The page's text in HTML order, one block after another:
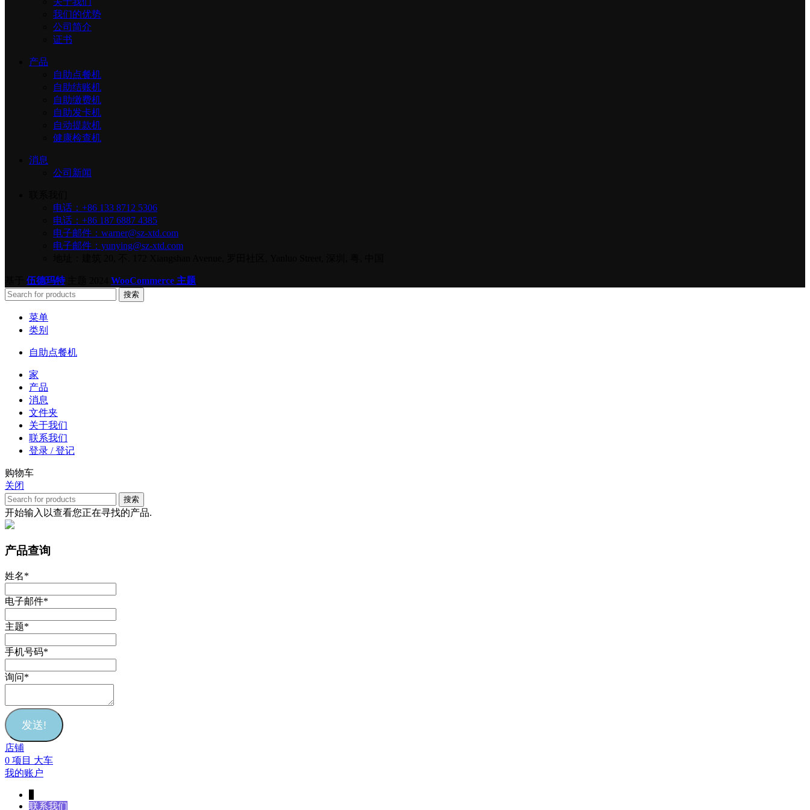
我们的优势
公司简介
证书
产品
自助点餐机
自助结账机
自助缴费机
自助发卡机
自动提款机
健康检查机
消息
公司新闻
电话：+86 133 8712 5306
电话：+86 187 6887 4385
电子邮件：warner@sz-xtd.com
电子邮件：yunying@sz-xtd.com
伍德玛特主题 WooCommerce 主题
搜索
菜单
类别
自助点餐机
家
产品
消息
文件夹
关于我们
联系我们
登录 / 登记
购物车
关闭
搜索
开始输入以查看您正在寻找的产品.
产品查询
姓名*
电子邮件*
主题*
手机号码*
询问*
发送!
店铺
0 项目 大车
我的账户
联系我们